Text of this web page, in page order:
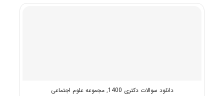
آزمون
دانلود سوالات دکتری 1400 ,مجموعه علوم اجتماعی